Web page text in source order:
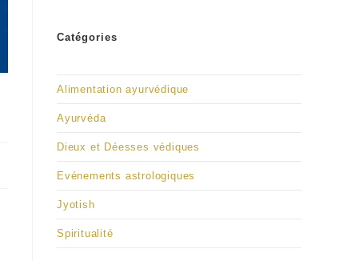
Catégories
Alimentation ayurvédique
Ayurvéda
Dieux et Déesses védiques
Evénements astrologiques
Jyotish
Spiritualité